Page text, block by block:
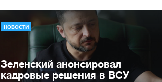
НОВОСТИ
Зеленский анонсировал
кадровые решения в ВСУ